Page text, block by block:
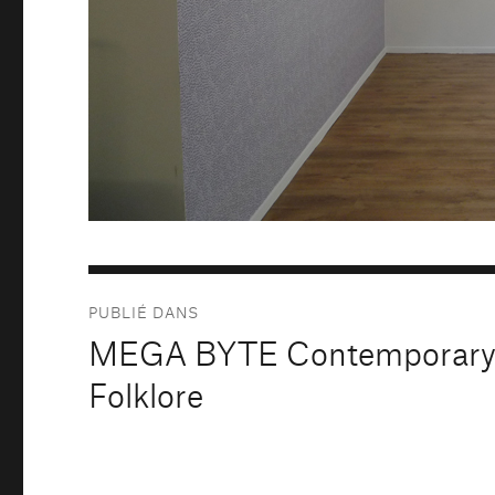
de
l’article
PUBLIÉ DANS
MEGA BYTE
Folklore